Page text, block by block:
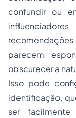
confundir ou
parecem
obscurecer a
Isso pode
identificação,
ser